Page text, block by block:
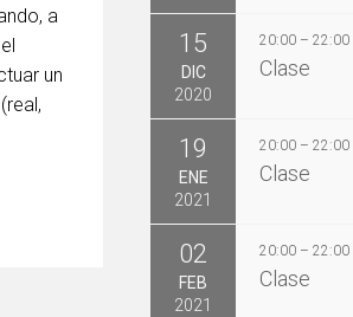
a
un
15
DIC
2020
20:00 – 22:00
Clase
19
ENE
2021
20:00 – 22:00
Clase
02
FEB
2021
20:00 – 22:00
Clase